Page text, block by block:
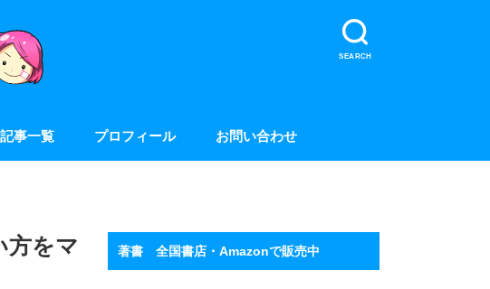
SEARCH
事一覧 プロフィール お問い合わせ
方をマ
著書 全国書店・Amazonで販売中